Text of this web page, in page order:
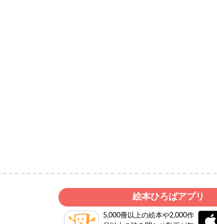
絵本ひろばアプリ
5,000冊以上の絵本や2,000作